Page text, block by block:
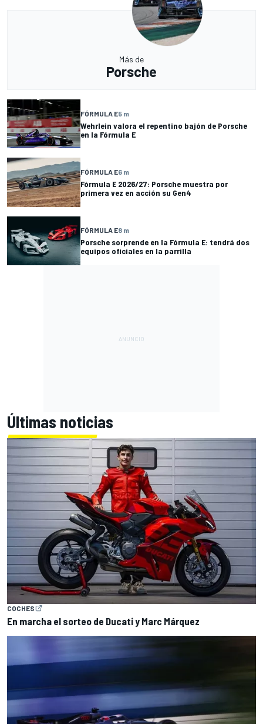
Más de
Porsche
FÓRMULA E5 m
Wehrlein valora el repentino bajón de Porsche
en la Fórmula E
FÓRMULA E6 m
Fórmula E 2026/27: Porsche muestra por
primera vez en acción su Gen4
FÓRMULA E8 m
Porsche sorprende en la Fórmula E: tendrá dos
equipos oficiales en la parrilla
Últimas noticias
COCHES
En marcha el sorteo de Ducati y Marc Márquez